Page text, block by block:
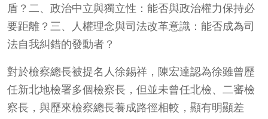
盾？二、政治中立與獨立性：能否與政治權力保持必
要距離？三、人權理念與司法改革意識：能否成為司
法自我糾錯的發動者？
對於檢察總長被提名人徐錫祥，陳宏達認為徐雖曾歷
任新北地檢署多個檢察長，但並未曾任北檢、二審檢
察長，與歷來檢察總長養成路徑相較，顯有明顯差